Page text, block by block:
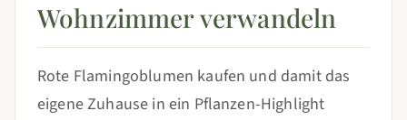
Wohnzimmer verwandeln
Rote Flamingoblumen kaufen und damit das
eigene Zuhause in ein Pflanzen-Highlight